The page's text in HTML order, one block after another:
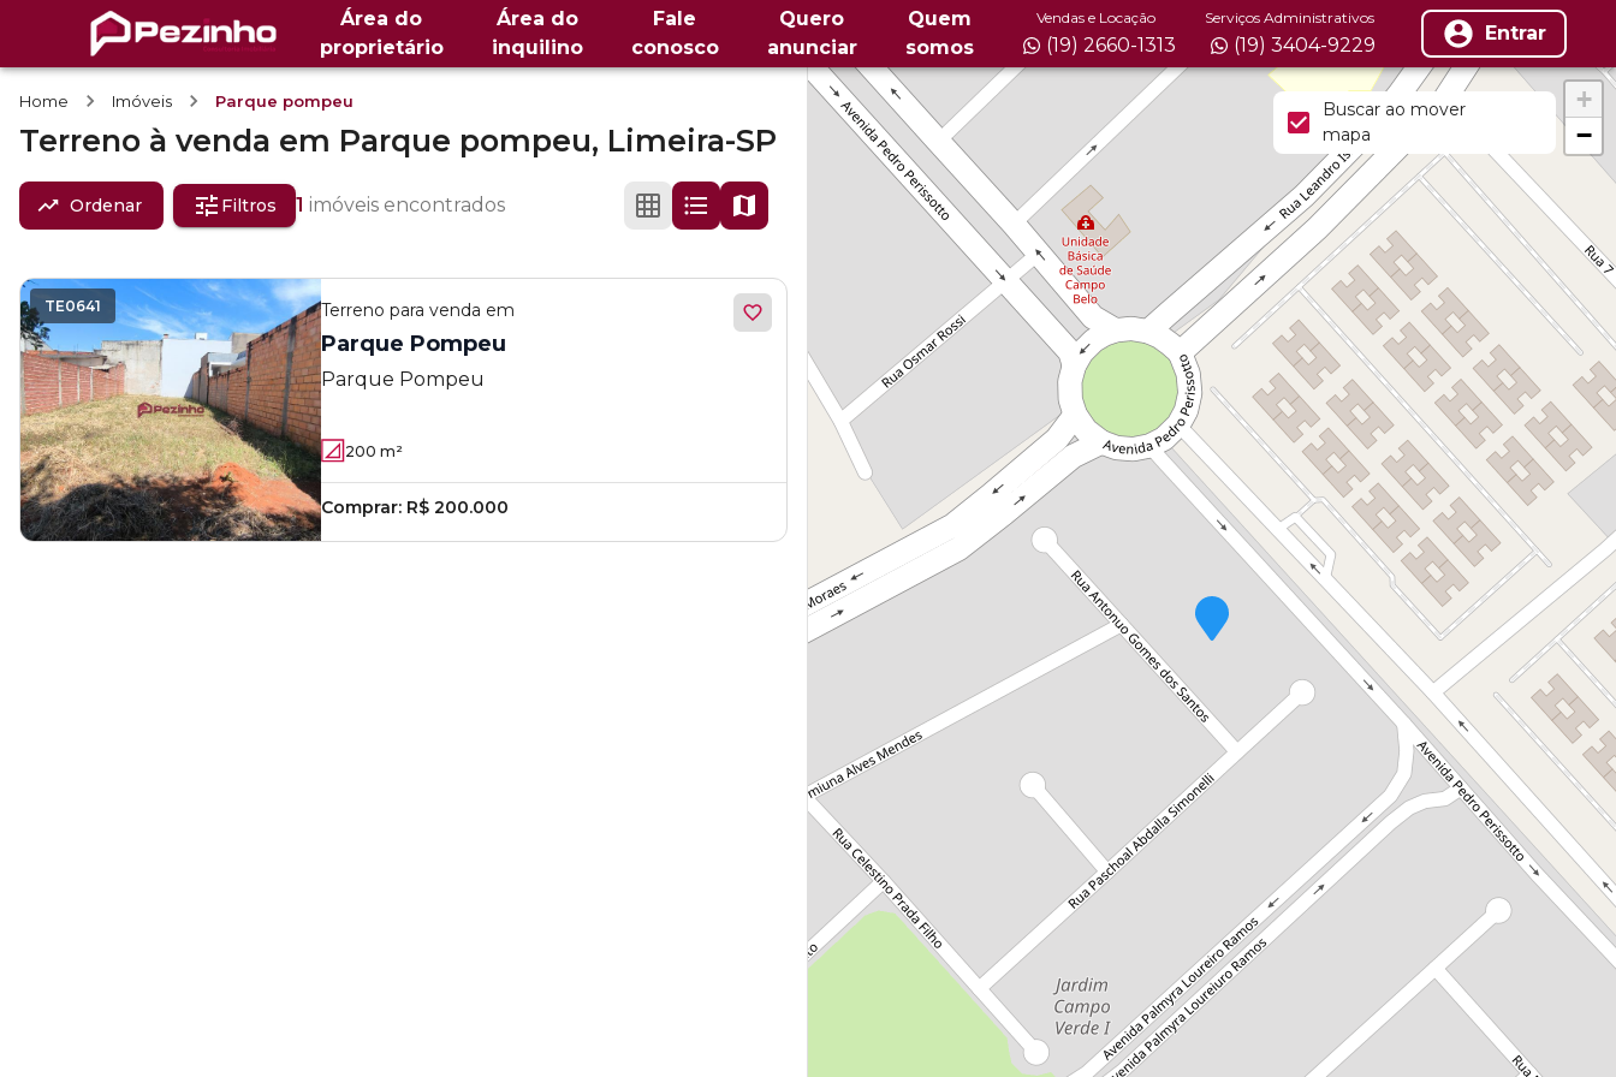
Área do
proprietário
Área do
inquilino
Fale
conosco
Quero
anunciar
Quem
somos
Vendas e Locação
(19) 2660-1313
Serviços Administrativos
(19) 3404-9229 Entrar
Home Imóveis Parque pompeu
Terreno à venda em Parque pompeu, Limeira-SP
Ordenar Filtros 1 imóveis encontrados
TE0641 Terreno para venda em
Parque Pompeu
Parque Pompeu
200 m²
Comprar: R$ 200.000
+
−
Buscar ao mover
mapa